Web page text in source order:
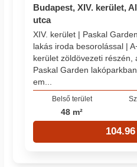
Budapest, XIV. kerület,
utca
XIV. kerület | Paskal
lakás iroda besorolással |
kerület zöldövezeti részén,
Paskal Garden
em...
Belső terület
48 m²